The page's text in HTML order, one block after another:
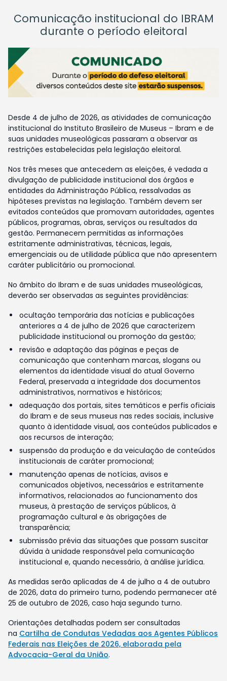
Comunicação institucional do IBRAM
durante o período eleitoral
Desde 4 de julho de 2026, as atividades de comunicação
institucional do Instituto Brasileiro de Museus – Ibram e de
suas unidades museológicas passaram a observar as
restrições estabelecidas pela legislação eleitoral.
Nos três meses que antecedem as eleições, é vedada a
divulgação de publicidade institucional dos órgãos e
entidades da Administração Pública, ressalvadas as
hipóteses previstas na legislação. Também devem ser
evitados conteúdos que promovam autoridades, agentes
públicos, programas, obras, serviços ou resultados da
gestão. Permanecem permitidas as informações
estritamente administrativas, técnicas, legais,
emergenciais ou de utilidade pública que não apresentem
caráter publicitário ou promocional.
No âmbito do Ibram e de suas unidades museológicas,
deverão ser observadas as seguintes providências:
ocultação temporária das notícias e publicações
anteriores a 4 de julho de 2026 que caracterizem
publicidade institucional ou promoção da gestão;
revisão e adaptação das páginas e peças de
comunicação que contenham marcas, slogans ou
elementos da identidade visual do atual Governo
Federal, preservada a integridade dos documentos
administrativos, normativos e históricos;
adequação dos portais, sites temáticos e perfis oficiais
do Ibram e de seus museus nas redes sociais, inclusive
quanto à identidade visual, aos conteúdos publicados e
aos recursos de interação;
suspensão da produção e da veiculação de conteúdos
institucionais de caráter promocional;
manutenção apenas de notícias, avisos e
comunicados objetivos, necessários e estritamente
informativos, relacionados ao funcionamento dos
museus, à prestação de serviços públicos, à
programação cultural e às obrigações de
transparência;
submissão prévia das situações que possam suscitar
dúvida à unidade responsável pela comunicação
institucional e, quando necessário, à análise jurídica.
As medidas serão aplicadas de 4 de julho a 4 de outubro
de 2026, data do primeiro turno, podendo permanecer até
25 de outubro de 2026, caso haja segundo turno.
Orientações detalhadas podem ser consultadas
na Cartilha de Condutas Vedadas aos Agentes Públicos
Federais nas Eleições de 2026, elaborada pela
Advocacia-Geral da União.